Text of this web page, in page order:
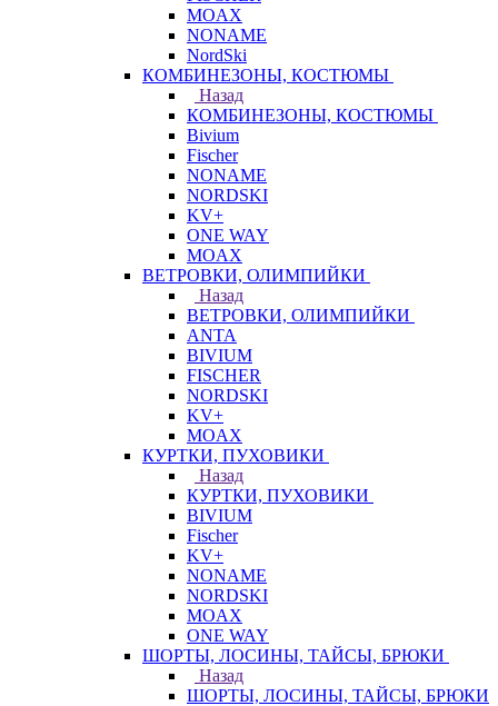
MOAX
NONAME
NordSki
КОМБИНЕЗОНЫ, КОСТЮМЫ
Назад
КОМБИНЕЗОНЫ, КОСТЮМЫ
Bivium
Fischer
NONAME
NORDSKI
KV+
ONE WAY
MOAX
ВЕТРОВКИ, ОЛИМПИЙКИ
Назад
ВЕТРОВКИ, ОЛИМПИЙКИ
ANTA
BIVIUM
FISCHER
NORDSKI
KV+
MOAX
КУРТКИ, ПУХОВИКИ
Назад
КУРТКИ, ПУХОВИКИ
BIVIUM
Fischer
KV+
NONAME
NORDSKI
MOAX
ONE WAY
ШОРТЫ, ЛОСИНЫ, ТАЙСЫ, БРЮКИ
Назад
ШОРТЫ, ЛОСИНЫ, ТАЙСЫ, БРЮКИ